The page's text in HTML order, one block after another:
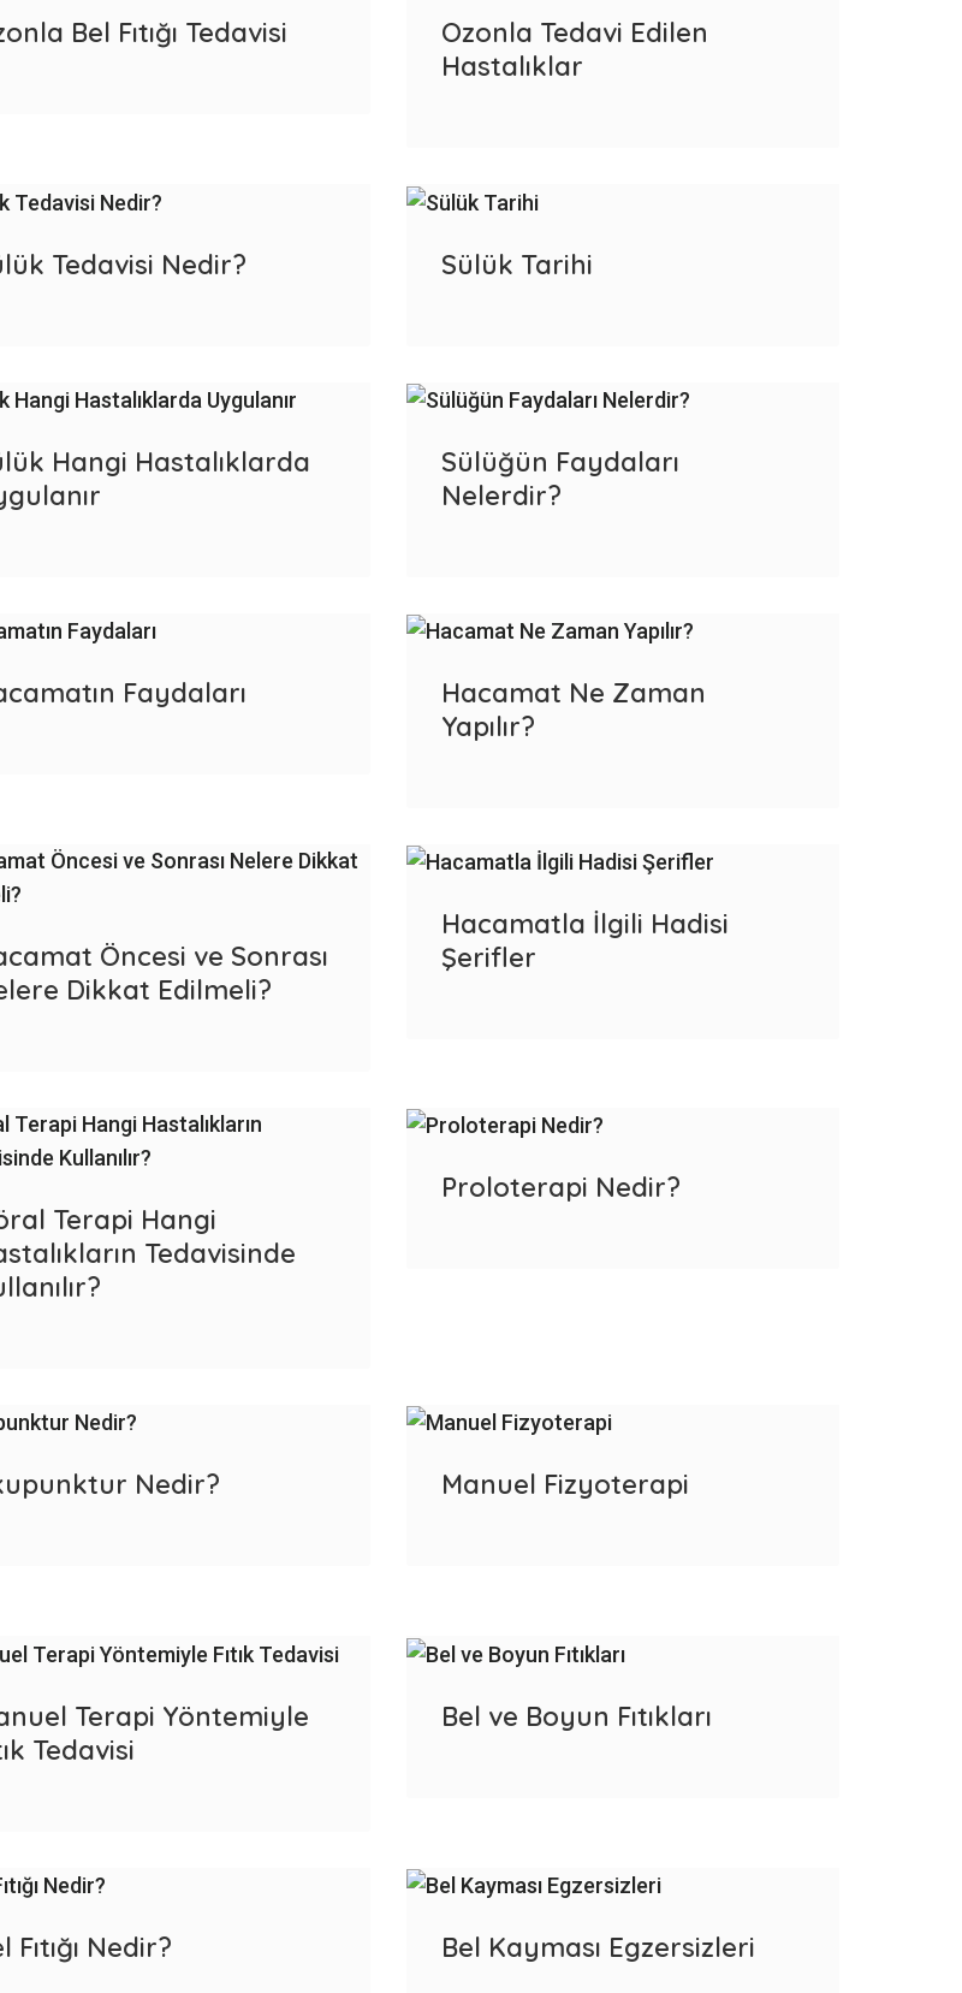
Bel Fıtığı Tedavisi
Ozonla Tedavi Edilen
Hastalıklar
Tedavisi Nedir? Sülük Tarihi
Hangi Hastalıklarda
Sülüğün Faydaları
Nelerdir?
Faydaları
Hacamat Ne Zaman
Yapılır?
Öncesi ve Sonrası
Dikkat Edilmeli?
Hacamatla İlgili Hadisi
Şerifler
Terapi Hangi
Tedavisinde
Proloterapi Nedir?
Nedir? Manuel Fizyoterapi
Terapi Yöntemiyle
Tedavisi
Bel ve Boyun Fıtıkları
Fıtığı Nedir? Bel Kayması Egzersizleri